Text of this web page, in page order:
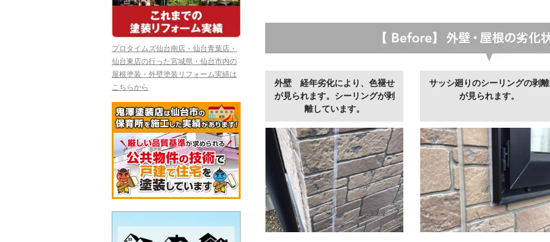
外壁 経年劣化により、色褪せ
が見られます。シーリングが剥
離しています。
サッシ廻りのシーリングの剥離
が見られます。
プロタイムズ仙台南店・仙台青葉店・
仙台東店の行った宮城県・仙台市内の
屋根塗装・外壁塗装リフォーム実績は
こちらから